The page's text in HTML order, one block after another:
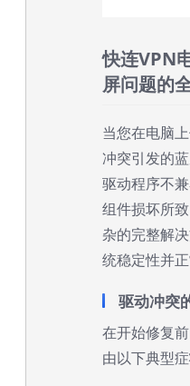
快连VPN
屏问题的
当您在电脑
冲突引发的
驱动程序不
组件损坏所
杂的完整解
统稳定性并
驱动冲突
在开始修复
由以下典型